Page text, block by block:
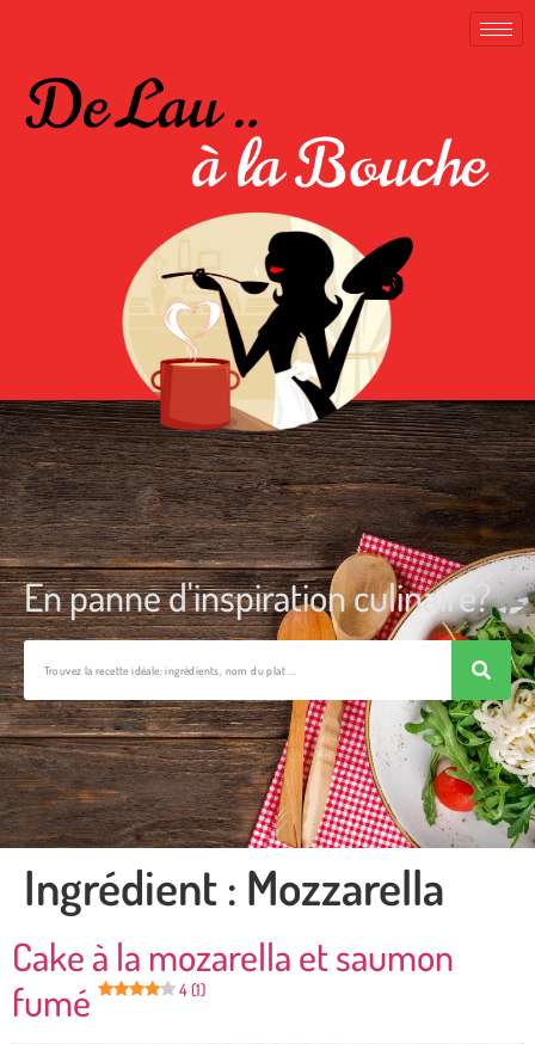
En panne d'inspiration culinaire?
Ingrédient : Mozzarella
Cake à la mozarella et saumon
fumé
4 (1)